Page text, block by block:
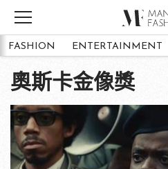
FASHION ENTERTAINMENT
奧斯卡金像獎